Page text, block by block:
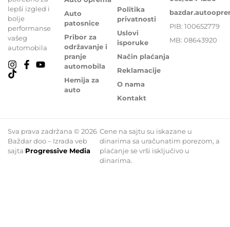
lepši izgled i
bolje
performanse
vašeg
automobila
Auto
patosnice
Pribor za
održavanje i
pranje
automobila
Hemija za
auto
Politika
privatnosti
Uslovi
isporuke
Način plaćanja
Reklamacije
O nama
Kontakt
PIB: 100652779
MB: 08643920
Sva prava zadržana © 2026
Baždar doo – Izrada veb
sajta Progressive Media
Cene na sajtu su iskazane u
dinarima sa uračunatim porezom, a
plaćanje se vrši isključivo u
dinarima.